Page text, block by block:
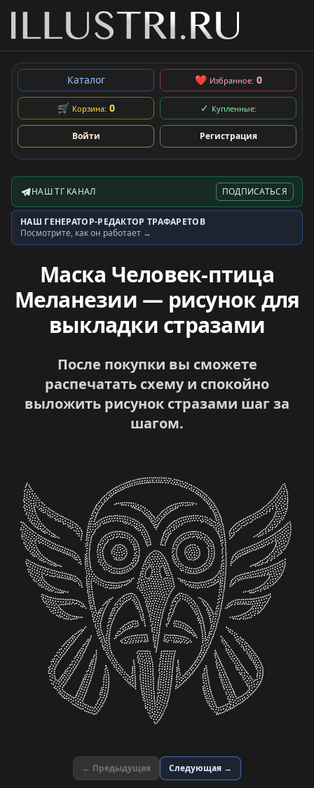
Каталог ❤ Избранное: 0
🛒 Корзина: 0 ✓ Купленные:
Войти Регистрация
Telegram-канал
НАШ ТГ КАНАЛ ПОДПИСАТЬСЯ
Генератор трафаретов
НАШ ГЕНЕРАТОР-РЕДАКТОР ТРАФАРЕТОВ
Посмотрите, как он работает →
Маска Человек-птица
Меланезии — рисунок для
выкладки стразами
После покупки вы сможете
распечатать схему и спокойно
выложить рисунок стразами шаг за
шагом.
← Предыдущая Следующая →